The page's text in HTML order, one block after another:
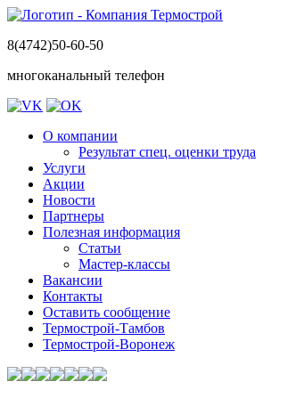
8(4742)50-60-50
многоканальный телефон
О компании
Результат спец. оценки труда
Услуги
Акции
Новости
Партнеры
Полезная информация
Статьи
Мастер-классы
Вакансии
Контакты
Оставить сообщение
Термострой-Тамбов
Термострой-Воронеж